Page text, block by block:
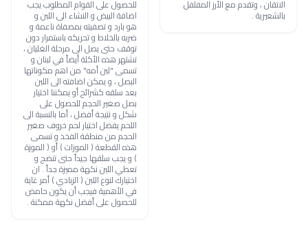
الاتقان ، وتقدم مع الأرز المفلفل
بالشعيرية .
للحصول على القوام المطلوب يجب
اضافة البيض و النشاء الى اللبن و
هو بارد و تصفيته بمصفاة ناعمة و
ضربه بالخلاط و تحريكه باستمرار دون
توقف حتى يصل الى مرحلة الغليان ،
تشتهر هذه الأكلة أيضاً في لبنان و
تسمى "لبن أمه" من اهم مكوناتها
البصل ، و يمكن اضافته الى اللبن
بعد سلقه كشرائح أو يمكننا اختيار
بصل صغير الحجم للحصول على
شكل و نتيجة أفضل ، أما بالنسبة الى
اللحم يفضل اختيار لحم خروف صغير
الحجم من منطقة الفخذ و تسمى
هذه القطعة ( الموزات ) أو ( الموزة
) و يجب سلقها جيداً حتى تنضج و
تعطي اللبن نكهة مميزة جداً . ان
اختيارك لنوع اللبن ( الزبادي ) أمر غاية
في الأهمية فيجب أن يكون حامض
للحصول على أفضل نكهة ممكنة .